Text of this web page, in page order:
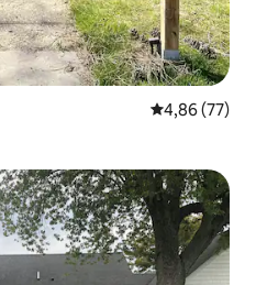
Évaluation
4,86 (77)